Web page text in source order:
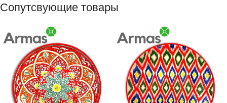
Сопутсвующие товары